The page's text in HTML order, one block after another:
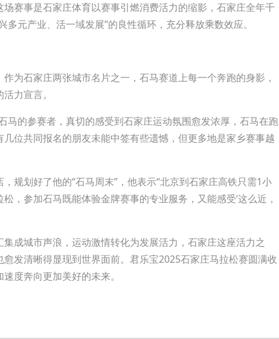
事是石家庄体育以赛事引燃消费活力的缩影，石家庄全年千
元产业、活一域发展”的良性循环，充分释放乘数效应。
石家庄两张城市名片之一，石马赛道上每一个奔跑的身影，
力宣言。
的参赛者，真切的感受到石家庄运动氛围愈发浓厚，石马在跑
位共同报名的朋友未能中签有些遗憾，但更多地是家乡赛事越
划好了他的“石马周末”，他表示“北京到石家庄高铁只需1小
，参加石马既能体验金牌赛事的专业服务，又能感受‘这么近，
城市声浪，运动激情转化为发展活力，石家庄这座活力之
发清晰得显现到世界面前。君乐宝2025石家庄马拉松赛圆满收
度奔向更加美好的未来。